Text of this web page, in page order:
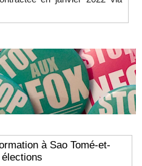
à Sao Tomé-et-